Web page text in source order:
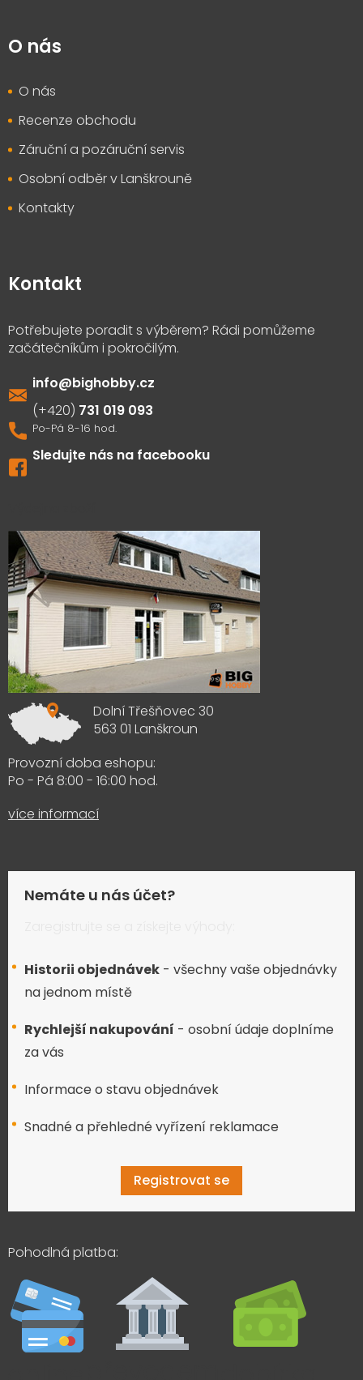
O nás
O nás
Recenze obchodu
Záruční a pozáruční servis
Osobní odběr v Lanškrouně
Kontakty
Kontakt
info@bighobby.cz
731 019 093
Sledujte nás na facebooku
Dolní Třešňovec 30
563 01 Lanškroun
Provozní doba eshopu:
Po - Pá 8:00 - 16:00 hod.
více informací
Nemáte u nás účet?
Historii objednávek - všechny vaše objednávky
na jednom místě
Rychlejší nakupování - osobní údaje doplníme
za vás
Informace o stavu objednávek
Snadné a přehledné vyřízení reklamace
Registrovat se
Pohodlná platba: